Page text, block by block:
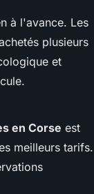
à l'avance. Les
plusieurs
et
en Corse est
meilleurs tarifs.